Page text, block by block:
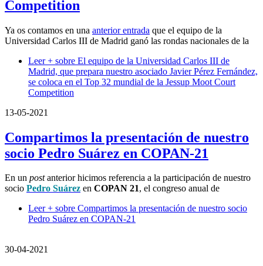
Competition
Ya os contamos en una anterior entrada que el equipo de la
Universidad Carlos III de Madrid ganó las rondas nacionales de la
Leer + sobre El equipo de la Universidad Carlos III de
Madrid, que prepara nuestro asociado Javier Pérez Fernández,
se coloca en el Top 32 mundial de la Jessup Moot Court
Competition
13-05-2021
Compartimos la presentación de nuestro
socio Pedro Suárez en COPAN-21
En un postanterior hicimos referencia a la participación de nuestro
socio Pedro Suárez en COPAN 21, el congreso anual de
Leer + sobre Compartimos la presentación de nuestro socio
Pedro Suárez en COPAN-21
30-04-2021